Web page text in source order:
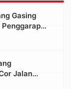
Gasing
Jalan